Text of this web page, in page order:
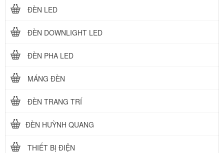
ĐÈN LED
ĐÈN DOWNLIGHT LED
ĐÈN PHA LED
MÁNG ĐÈN
ĐÈN TRANG TRÍ
ĐÈN HUỲNH QUANG
THIẾT BỊ ĐIỆN